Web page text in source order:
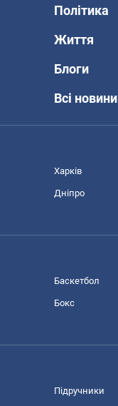
Політика
Життя
Блоги
Всі новини
Харків
Дніпро
Баскетбол
Бокс
Підручники